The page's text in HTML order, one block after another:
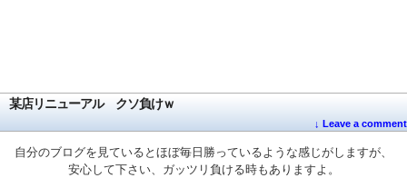
某店リニューアル クソ負けｗ
↓ Leave a comment
自分のブログを見ているとほぼ毎日勝っているような感じがしますが、
安心して下さい、ガッツリ負ける時もありますよ。